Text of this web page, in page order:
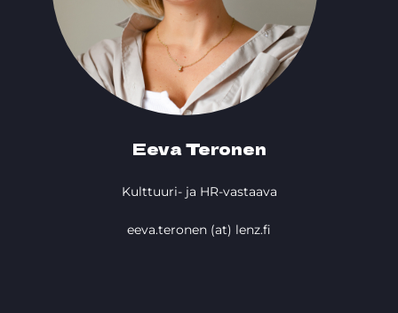
Eeva Teronen
Kulttuuri- ja HR-vastaava
eeva.teronen (at) lenz.fi